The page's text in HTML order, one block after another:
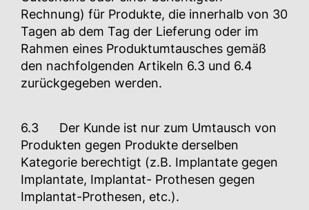
Rechnung) für Produkte, die innerhalb von 30
Tagen ab dem Tag der Lieferung oder im
Rahmen eines Produktumtausches gemäß
den nachfolgenden Artikeln 6.3 und 6.4
zurückgegeben werden.
6.3 Der Kunde ist nur zum Umtausch von
Produkten gegen Produkte derselben
Kategorie berechtigt (z.B. Implantate gegen
Implantate, Implantat- Prothesen gegen
Implantat-Prothesen, etc.).